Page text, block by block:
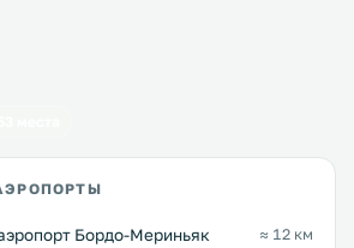
Бордо-Мериньяк
≈ 12 км